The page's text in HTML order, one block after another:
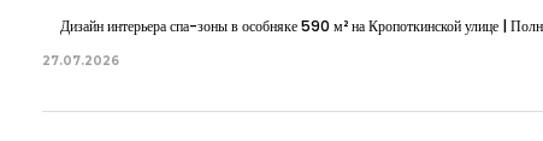
Дизайн интерьера спа-зоны в особняке 590 м² на Кропоткинской улице |
27.07.2026